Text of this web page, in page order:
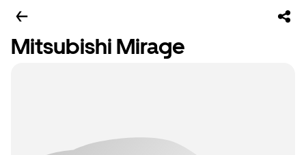
Mitsubishi Mirage